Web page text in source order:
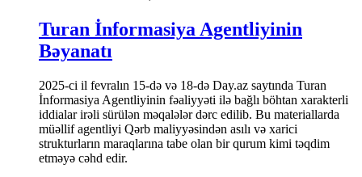
Turan İnformasiya Agentliyinin
Bəyanatı
2025-ci il fevralın 15-də və 18-də Day.az saytında Turan
İnformasiya Agentliyinin fəaliyyəti ilə bağlı böhtan xarakterli
iddialar irəli sürülən məqalələr dərc edilib. Bu materiallarda
müəllif agentliyi Qərb maliyyəsindən asılı və xarici
strukturların maraqlarına tabe olan bir qurum kimi təqdim
etməyə cəhd edir.